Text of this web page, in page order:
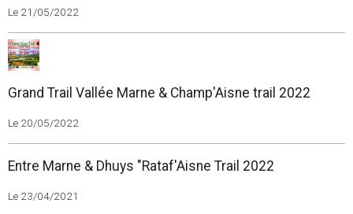
Le 21/05/2022
Grand Trail Vallée Marne & Champ'Aisne trail 2022
Le 20/05/2022
Entre Marne & Dhuys "Rataf'Aisne Trail 2022
Le 23/04/2021